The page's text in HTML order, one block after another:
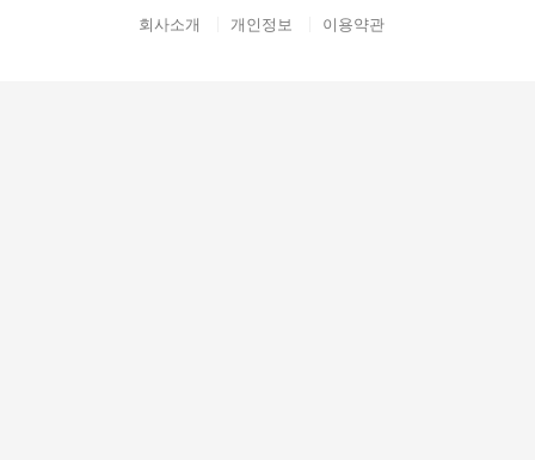
회사소개 개인정보 이용약관